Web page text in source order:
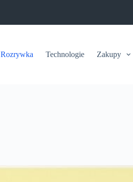
Rozrywka Technologie Zakupy